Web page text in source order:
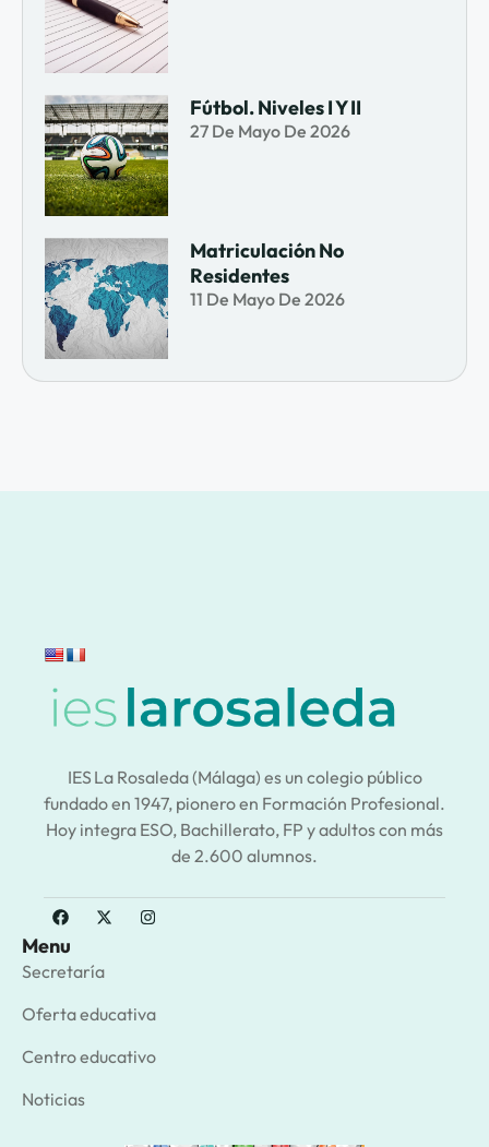
Fútbol. Niveles I Y II
27 De Mayo De 2026
Matriculación No
Residentes
11 De Mayo De 2026
IES La Rosaleda (Málaga) es un colegio público
fundado en 1947, pionero en Formación Profesional.
Hoy integra ESO, Bachillerato, FP y adultos con más
de 2.600 alumnos.
Menu
Secretaría
Oferta educativa
Centro educativo
Noticias